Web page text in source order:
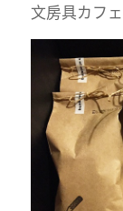
文房具カフェ